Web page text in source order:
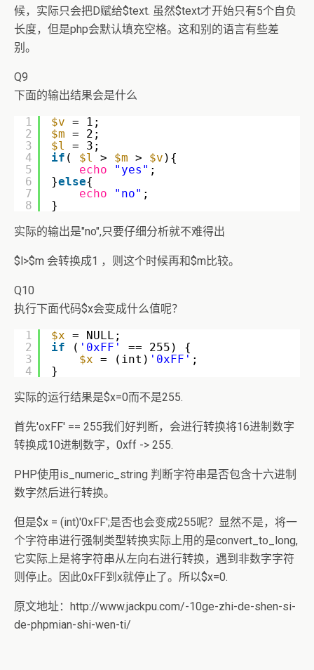
候，实际只会把D赋给$text. 虽然$text才开始只有5个自负
长度，但是php会默认填充空格。这和别的语言有些差
别。
Q9
下面的输出结果会是什么
1
2
3
4
5
6
7
8
$v = 1;
$m = 2;
$l
= 3;
if ( $l > $m > $v ){
echo
"yes" ;
}else{
echo
"no" ;
}
实际的输出是"no",只要仔细分析就不难得出
$l>$m 会转换成1 ，则这个时候再和$m比较。
Q10
执行下面代码$x会变成什么值呢？
1
2
3
4
$x = NULL;
if
( '0xFF'
== 255) {
$x = (int) '0xFF' ;
}
实际的运行结果是$x=0而不是255.
首先'oxFF' == 255我们好判断，会进行转换将16进制数字
转换成10进制数字，0xff -> 255.
PHP使用is_numeric_string 判断字符串是否包含十六进制
数字然后进行转换。
但是$x = (int)'0xFF';是否也会变成255呢？显然不是，将一
个字符串进行强制类型转换实际上用的是convert_to_long,
它实际上是将字符串从左向右进行转换，遇到非数字字符
则停止。因此0xFF到x就停止了。所以$x=0.
原文地址：http://www.jackpu.com/-10ge-zhi-de-shen-si-
de-phpmian-shi-wen-ti/